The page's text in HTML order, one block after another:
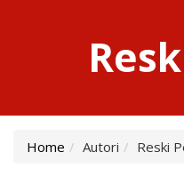
Home Autori Reski